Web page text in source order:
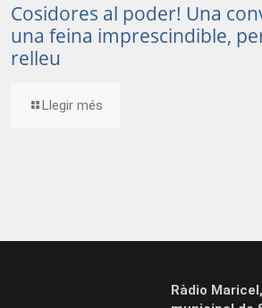
Cosidores al poder! Una
una feina imprescindible,
relleu
Llegir més
Ràdio